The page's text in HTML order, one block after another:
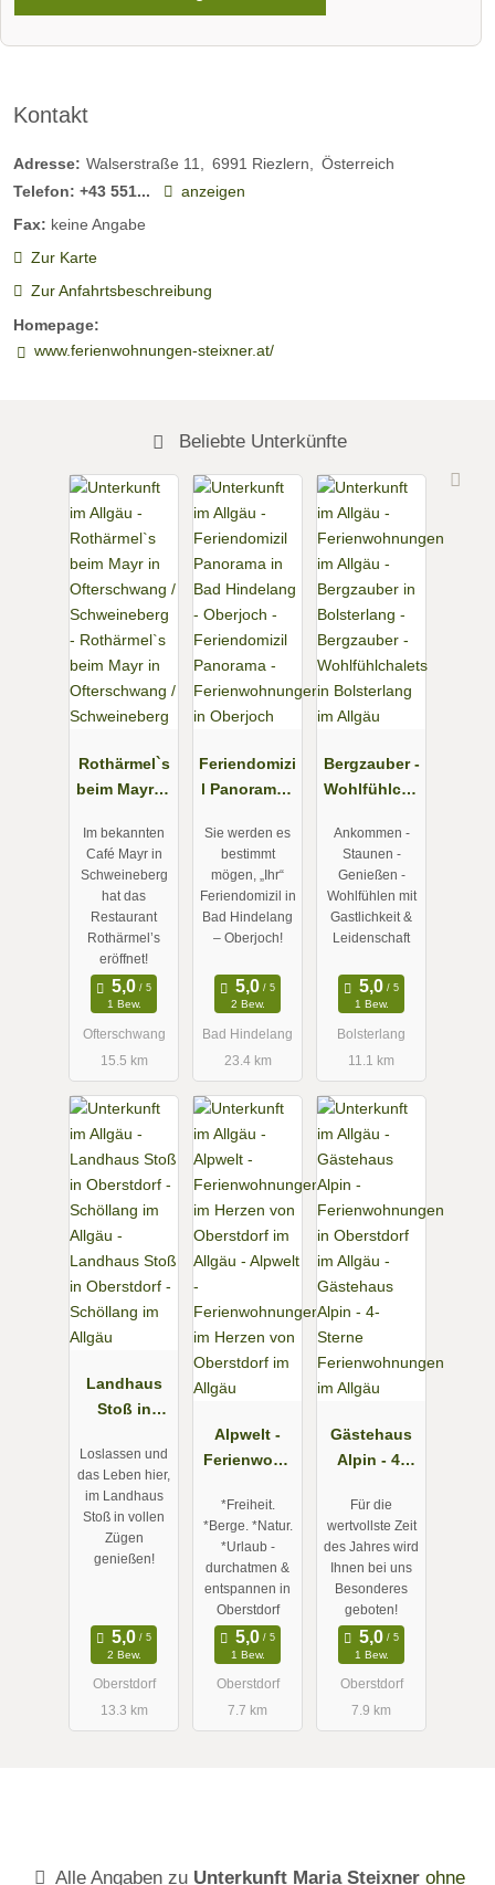
Kontakt
Adresse: Walserstraße 11 6991 Riezlern
Österreich
Telefon: +43 551...
anzeigen
Fax: keine Angabe
Zur Karte
Zur Anfahrtsbeschreibung
Homepage:
www.ferienwohnungen-steixner.at/
Beliebte Unterkünfte
Rothärmel`s
beim Mayr in
g /
Schweineber
g
Im bekannten
Café Mayr in
Schweineberg
hat das
Restaurant
Rothärmel’s
eröffnet!
1 Bew.
Ofterschwang
15.5 km
Feriendomizi
l Panorama -
ungen in
Sie werden es
bestimmt
mögen, „Ihr“
Feriendomizil in
Bad Hindelang
– Oberjoch!
2 Bew.
Bad Hindelang
23.4 km
Bergzauber -
Wohlfühlcha
Bolsterlang
Ankommen -
Staunen -
Genießen -
Wohlfühlen mit
Gastlichkeit &
Leidenschaft
1 Bew.
Bolsterlang
11.1 km
Landhaus
Stoß in
Schöllang
im Allgäu
Loslassen und
das Leben hier,
im Landhaus
Stoß in vollen
Zügen
genießen!
2 Bew.
Oberstdorf
13.3 km
Alpwelt -
Ferienwohn
Herzen von
Oberstdorf
im Allgäu
*Freiheit.
*Berge. *Natur.
*Urlaub -
durchatmen &
entspannen in
Oberstdorf
1 Bew.
Oberstdorf
7.7 km
Gästehaus
Alpin - 4-
Ferienwohn
ungen im
Allgäu
Für die
wertvollste Zeit
des Jahres wird
Ihnen bei uns
Besonderes
geboten!
1 Bew.
Oberstdorf
7.9 km
Alle Angaben zu Unterkunft Maria Steixner ohne